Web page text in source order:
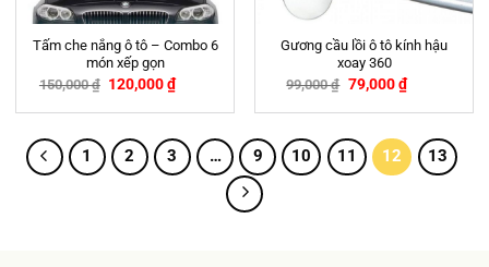
Tấm che nắng ô tô – Combo 6
món xếp gọn
150,000₫ 120,000₫
Gương cầu lồi ô tô kính hậu
xoay 360
99,000₫ 79,000₫
1 2 3 … 9 10 11 12 13